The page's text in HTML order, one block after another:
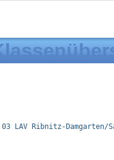
LAV Ribnitz-Damgarten/